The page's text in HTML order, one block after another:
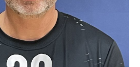
Jahrgang
Körpergröße